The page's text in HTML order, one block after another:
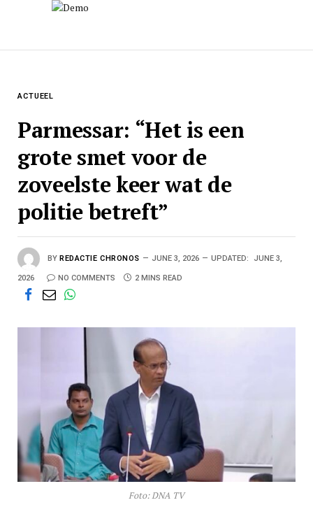
ACTUEEL
Parmessar: “Het is een
grote smet voor de
zoveelste keer wat de
politie betreft”
BY REDACTIE CHRONOS JUNE 3, 2026 UPDATED: JUNE 3,
2026 NO COMMENTS 2 MINS READ
Foto: DNA TV